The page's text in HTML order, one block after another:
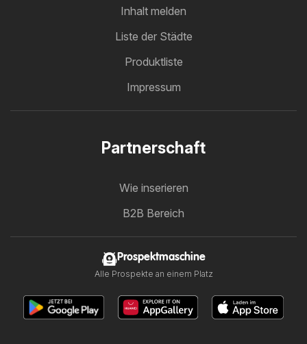
Inhalt melden
Liste der Städte
Produktliste
Impressum
Partnerschaft
Wie inserieren
B2B Bereich
Prospektmaschine
Alle Prospekte an einem Platz